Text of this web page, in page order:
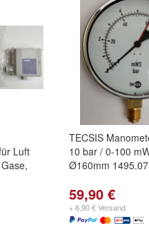
Luft
TECSIS
10 bar / 0-100
Ø160mm
59,90 €
+ 6,90 € Versand